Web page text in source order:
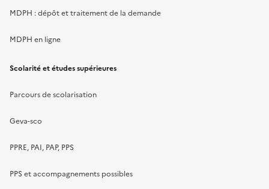
MDPH : dépôt et traitement de la demande
MDPH en ligne
Scolarité et études supérieures
Parcours de scolarisation
Geva-sco
PPRE, PAI, PAP, PPS
PPS et accompagnements possibles